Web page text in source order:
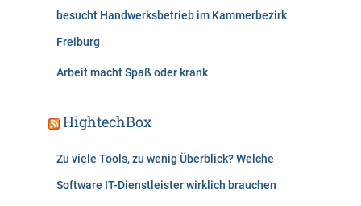
besucht Handwerksbetrieb im Kammerbezirk
Freiburg
Arbeit macht Spaß oder krank
HightechBox
Zu viele Tools, zu wenig Überblick? Welche
Software IT-Dienstleister wirklich brauchen